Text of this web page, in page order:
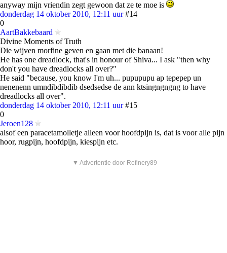
anyway mijn vriendin zegt gewoon dat ze te moe is
donderdag 14 oktober 2010, 12:11 uur #14
0
AartBakkebaard
Divine Moments of Truth
Die wijven morfine geven en gaan met die banaan!
He has one dreadlock, that's in honour of Shiva... I ask "then why
don't you have dreadlocks all over?"
He said "because, you know I'm uh... pupupupu ap tepepep un
nenenenn umndibdibdib dsedsedse de ann ktsingngngng to have
dreadlocks all over".
donderdag 14 oktober 2010, 12:11 uur #15
0
Jeroen128
alsof een paracetamolletje alleen voor hoofdpijn is, dat is voor alle pijn
hoor, rugpijn, hoofdpijn, kiespijn etc.
▼ Advertentie door Refinery89